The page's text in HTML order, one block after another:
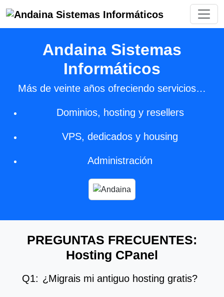
Andaina Sistemas
Informáticos
Más de veinte años ofreciendo servicios…
Dominios, hosting y resellers
VPS, dedicados y housing
Administración
PREGUNTAS FRECUENTES:
Hosting CPanel
Q1: ¿Migrais mi antiguo hosting gratis?